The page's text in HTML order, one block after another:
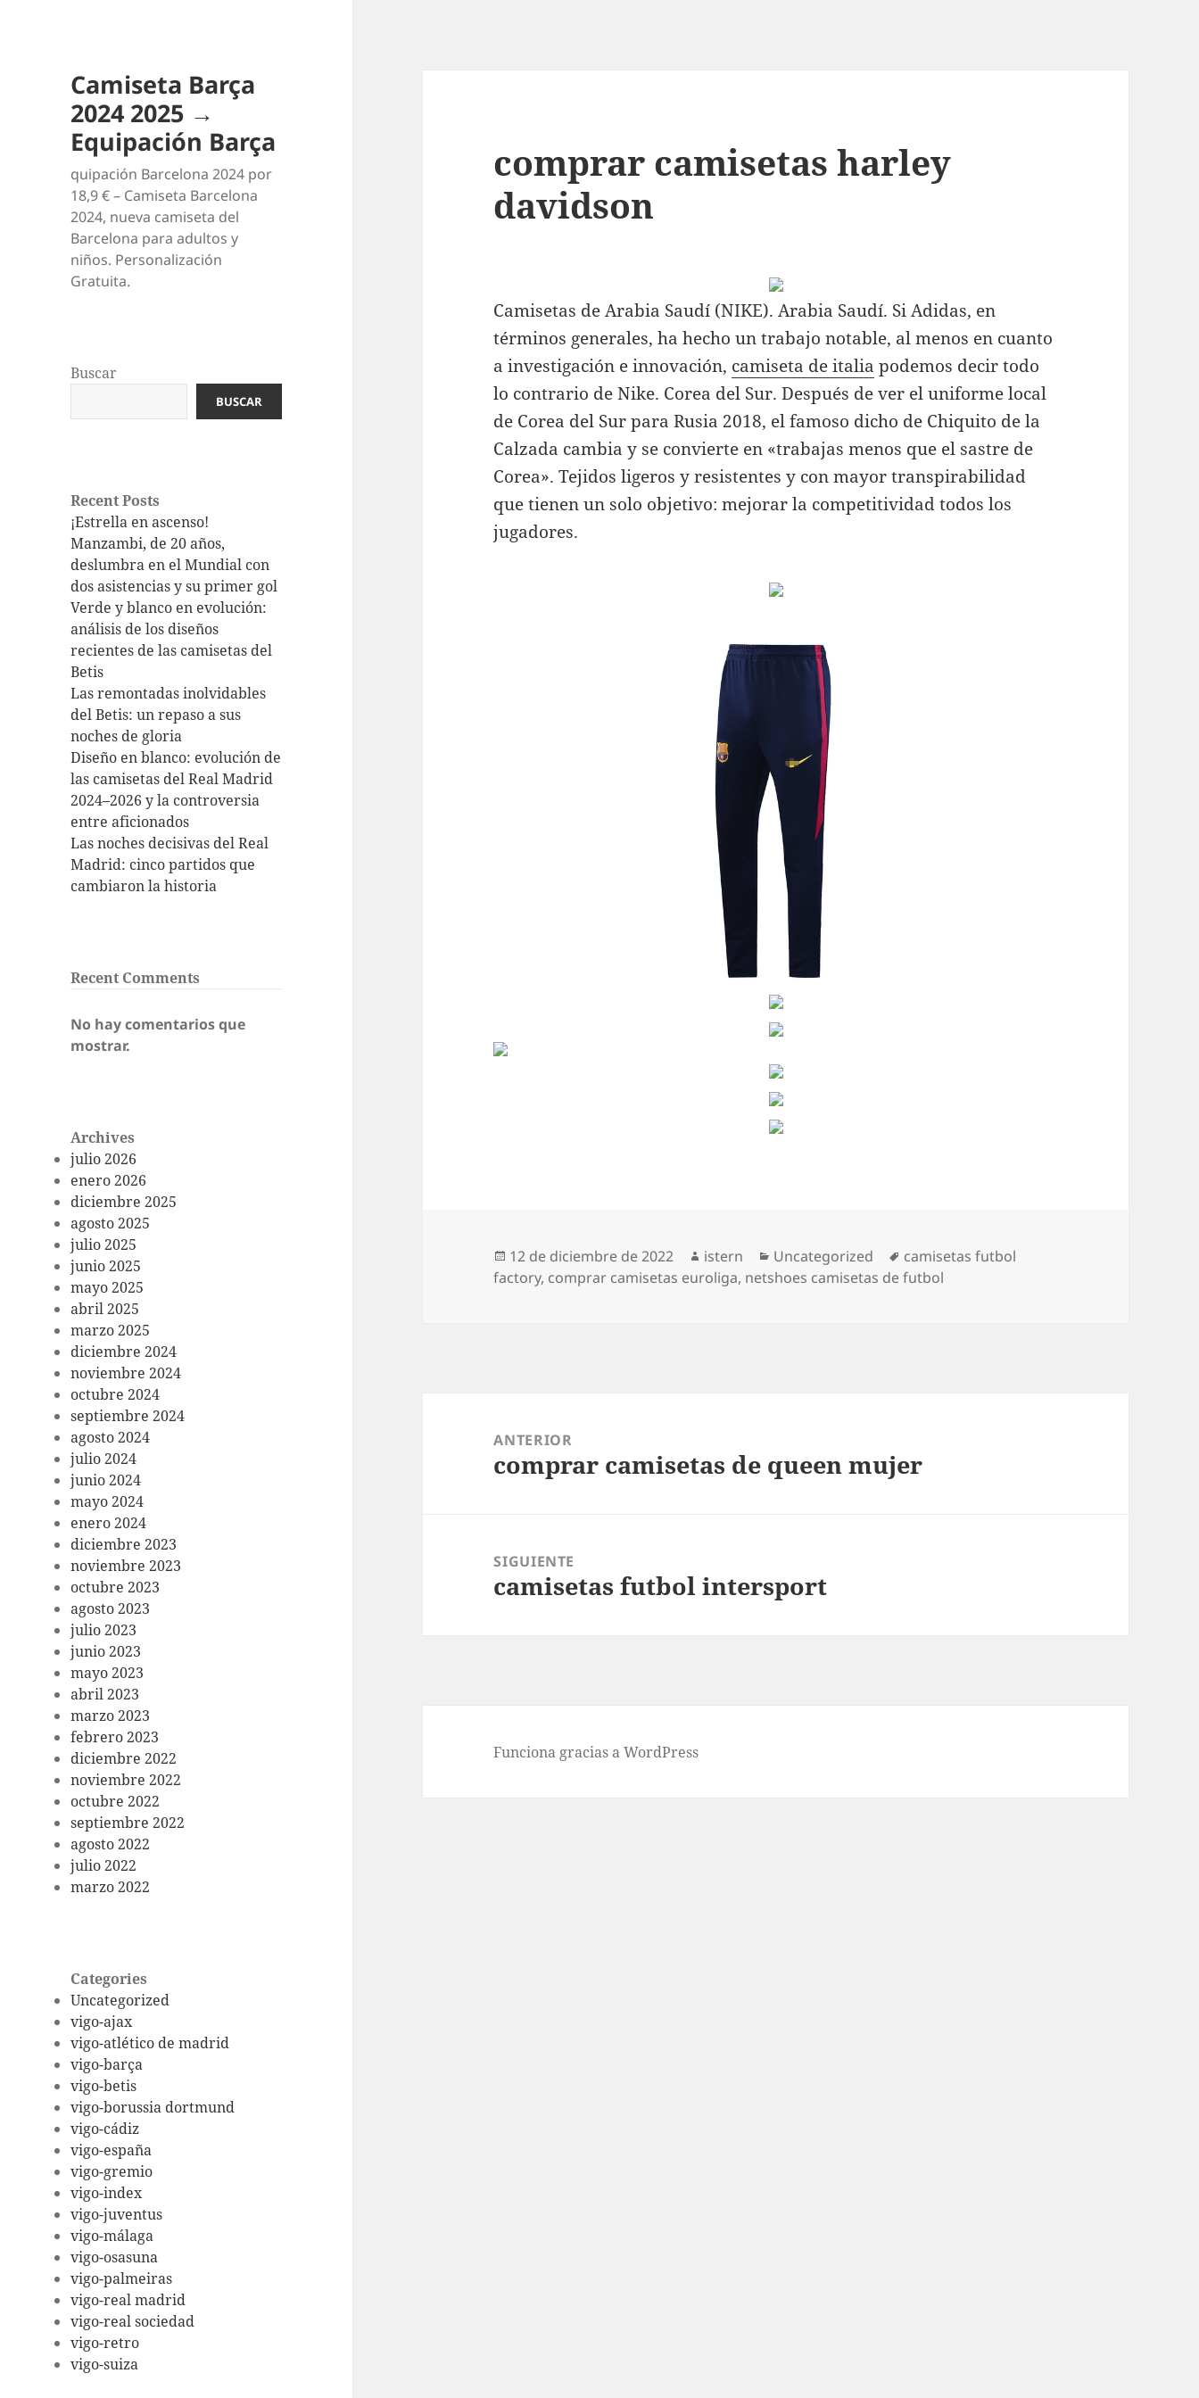
Camiseta Barça
2024 2025 →
Equipación Barça
quipación Barcelona 2024 por
18,9 € – Camiseta Barcelona
2024, nueva camiseta del
Barcelona para adultos y
niños. Personalización
Gratuita.
Buscar
BUSCAR
Recent Posts
¡Estrella en ascenso!
Manzambi, de 20 años,
deslumbra en el Mundial con
dos asistencias y su primer gol
Verde y blanco en evolución:
análisis de los diseños
recientes de las camisetas del
Betis
Las remontadas inolvidables
del Betis: un repaso a sus
noches de gloria
Diseño en blanco: evolución de
las camisetas del Real Madrid
2024–2026 y la controversia
entre aficionados
Las noches decisivas del Real
Madrid: cinco partidos que
cambiaron la historia
Recent Comments
No hay comentarios que
mostrar.
Archives
julio 2026
enero 2026
diciembre 2025
agosto 2025
julio 2025
junio 2025
mayo 2025
abril 2025
marzo 2025
diciembre 2024
noviembre 2024
octubre 2024
septiembre 2024
agosto 2024
julio 2024
junio 2024
mayo 2024
enero 2024
diciembre 2023
noviembre 2023
octubre 2023
agosto 2023
julio 2023
junio 2023
mayo 2023
abril 2023
marzo 2023
febrero 2023
diciembre 2022
noviembre 2022
octubre 2022
septiembre 2022
agosto 2022
julio 2022
marzo 2022
Categories
Uncategorized
vigo-ajax
vigo-atlético de madrid
vigo-barça
vigo-betis
vigo-borussia dortmund
vigo-cádiz
vigo-españa
vigo-gremio
vigo-index
vigo-juventus
vigo-málaga
vigo-osasuna
vigo-palmeiras
vigo-real madrid
vigo-real sociedad
vigo-retro
vigo-suiza
comprar camisetas harley
davidson
Camisetas de Arabia Saudí (NIKE). Arabia Saudí. Si Adidas, en
términos generales, ha hecho un trabajo notable, al menos en cuanto
a investigación e innovación, camiseta de italia podemos decir todo
lo contrario de Nike. Corea del Sur. Después de ver el uniforme local
de Corea del Sur para Rusia 2018, el famoso dicho de Chiquito de la
Calzada cambia y se convierte en «trabajas menos que el sastre de
Corea». Tejidos ligeros y resistentes y con mayor transpirabilidad
que tienen un solo objetivo: mejorar la competitividad todos los
jugadores.
Publicado
el
12 de diciembre de 2022 Autor
istern Categorías
Uncategorized Etiquetas
camisetas futbol
factory, comprar camisetas euroliga, netshoes camisetas de futbol
entradas
ANTERIOR
Entrada
comprar camisetas de queen mujer
SIGUIENTE
Entrada
camisetas futbol intersport
Funciona gracias a WordPress